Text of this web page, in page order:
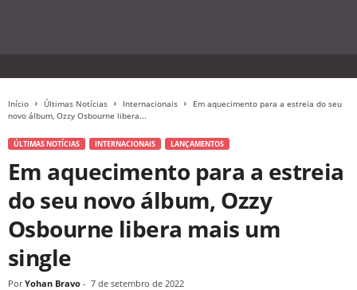
Início Últimas Notícias Internacionais
Em aquecimento para a estreia do seu
novo álbum, Ozzy Osbourne libera...
ÚLTIMAS NOTÍCIAS INTERNACIONAIS LANÇAMENTOS
Em aquecimento para a estreia
do seu novo álbum, Ozzy
Osbourne libera mais um
single
Por Yohan Bravo - 7 de setembro de 2022